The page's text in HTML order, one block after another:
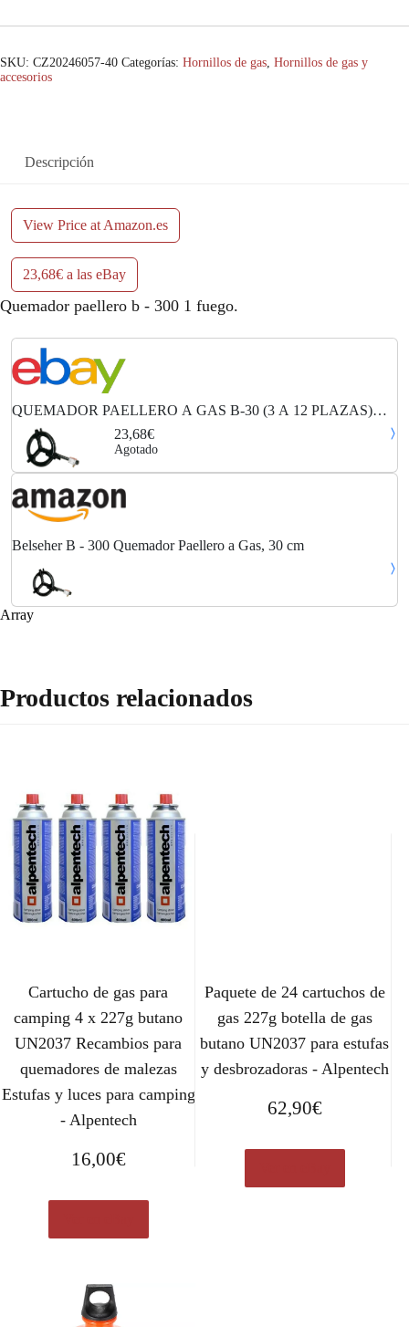
SKU: CZ20246057-40 Categorías: Hornillos de gas, Hornillos de gas y
accesorios
Descripción
View Price at Amazon.es
23,68€ a las eBay
Quemador paellero b - 300 1 fuego.
QUEMADOR PAELLERO A GAS B-30 (3 A 12 PLAZAS)
BELSEHER
23,68€
Agotado
Belseher B - 300 Quemador Paellero a Gas, 30 cm
Array
Productos relacionados
Cartucho de gas para
camping 4 x 227g butano
UN2037 Recambios para
quemadores de malezas
Estufas y luces para camping
- Alpentech
16,00€
Paquete de 24 cartuchos de
gas 227g botella de gas
butano UN2037 para estufas
y desbrozadoras - Alpentech
62,90€